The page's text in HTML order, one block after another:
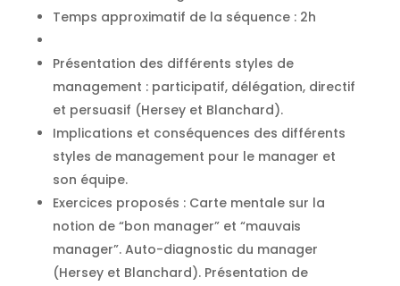
Temps approximatif de la séquence : 2h
Présentation des différents styles de
management : participatif, délégation, directif
et persuasif (Hersey et Blanchard).
Implications et conséquences des différents
styles de management pour le manager et
son équipe.
Exercices proposés : Carte mentale sur la
notion de “bon manager” et “mauvais
manager”. Auto-diagnostic du manager
(Hersey et Blanchard). Présentation de